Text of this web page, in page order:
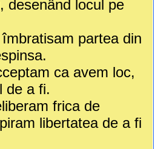
desenând locul pe
partea din
ca avem loc,
de a fi.
frica de
libertatea de a fi